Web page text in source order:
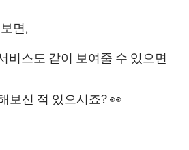
면,
비스도 같이 보여줄 수 있으면
보신 적 있으시죠? 👀